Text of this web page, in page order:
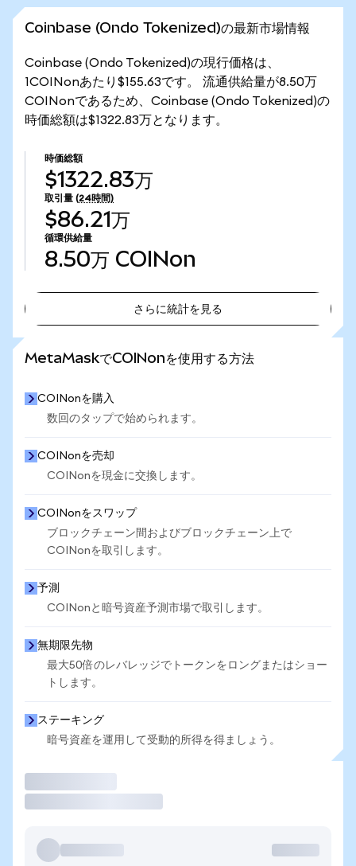
Coinbase (Ondo Tokenized)の最新市場情報
Coinbase (Ondo Tokenized)の現行価格は、
1COINonあたり$155.63です。 流通供給量が8.50万
COINonであるため、Coinbase (Ondo Tokenized)の
時価総額は$1322.83万となります。
時価総額
$1322.83万
取引量 (24時間)
$86.21万
循環供給量
8.50万 COINon
さらに統計を見る
MetaMaskでCOINonを使用する方法
COINonを購入
数回のタップで始められます。
COINonを売却
COINonを現金に交換します。
COINonをスワップ
ブロックチェーン間およびブロックチェーン上で
COINonを取引します。
予測
COINonと暗号資産予測市場で取引します。
無期限先物
最大50倍のレバレッジでトークンをロングまたはショー
トします。
ステーキング
暗号資産を運用して受動的所得を得ましょう。